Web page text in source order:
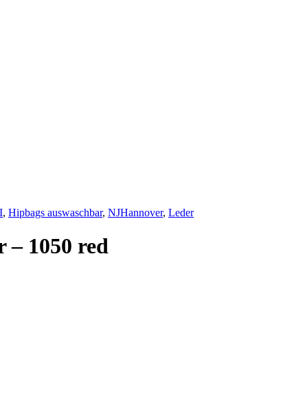
, Hipbags auswaschbar, NJHannover, Leder
– 1050 red